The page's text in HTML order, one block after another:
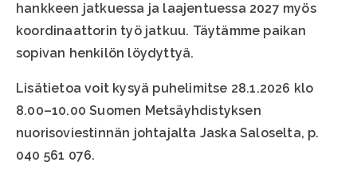
hankkeen jatkuessa ja laajentuessa 2027 myös
koordinaattorin työ jatkuu. Täytämme paikan
sopivan henkilön löydyttyä.
Lisätietoa voit kysyä puhelimitse 28.1.2026 klo
8.00–10.00 Suomen Metsäyhdistyksen
nuorisoviestinnän johtajalta Jaska Saloselta, p.
040 561 076.